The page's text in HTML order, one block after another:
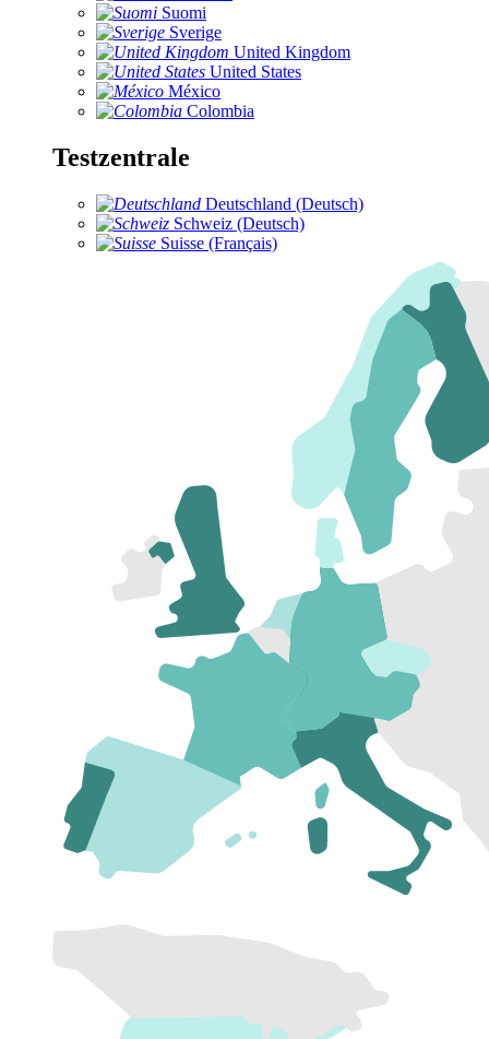
Suomi
Sverige
United Kingdom
United States
México
Colombia
Testzentrale
Deutschland (Deutsch)
Schweiz (Deutsch)
Suisse (Français)